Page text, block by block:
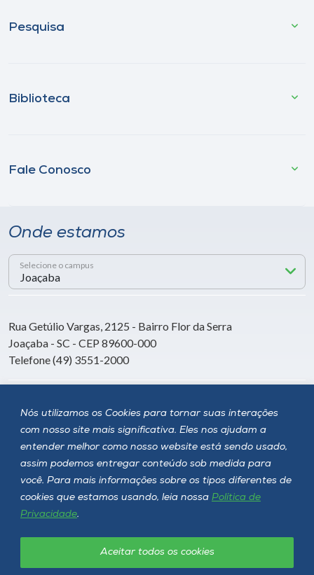
Nós utilizamos os Cookies para tornar suas interações
com nosso site mais significativa. Eles nos ajudam a
entender melhor como nosso website está sendo usado,
assim podemos entregar conteúdo sob medida para
você. Para mais informações sobre os tipos diferentes de
cookies que estamos usando, leia nossa Política de
Privacidade.
Aceitar todos os cookies
Pesquisa
Biblioteca
Fale Conosco
Onde estamos
Selecione o campus
Rua Getúlio Vargas, 2125 - Bairro Flor da Serra
Joaçaba - SC - CEP 89600-000
Telefone (49) 3551-2000
Siga a Unoesc
Política de privacidade LGPD